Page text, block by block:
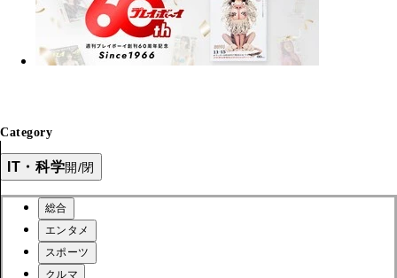
Category
IT・科学開/閉
総合
エンタメ
スポーツ
クルマ